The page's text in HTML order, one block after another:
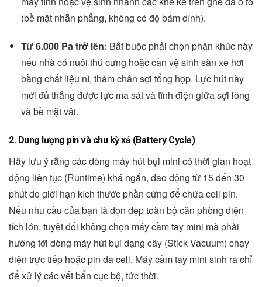
(bề mặt nhẵn phẳng, không có độ bám dính).
Từ 6.000 Pa trở lên: Bắt buộc phải chọn phân khúc này
nếu nhà có nuôi thú cưng hoặc cần vệ sinh sàn xe hơi
bằng chất liệu nỉ, thảm chân sợi tổng hợp. Lực hút này
mới đủ thắng được lực ma sát và tĩnh điện giữa sợi lông
và bề mặt vải.
2. Dung lượng pin và chu kỳ xả (Battery Cycle)
Hãy lưu ý rằng các dòng máy hút bụi mini có thời gian hoạt
động liên tục (Runtime) khá ngắn, dao động từ 15 đến 30
phút do giới hạn kích thước phần cứng để chứa cell pin.
Nếu nhu cầu của bạn là dọn dẹp toàn bộ căn phòng diện
tích lớn, tuyệt đối không chọn máy cầm tay mini mà phải
hướng tới dòng máy hút bụi dạng cây (Stick Vacuum) chạy
điện trực tiếp hoặc pin đa cell. Máy cầm tay mini sinh ra chỉ
để xử lý các vết bẩn cục bộ, tức thời.